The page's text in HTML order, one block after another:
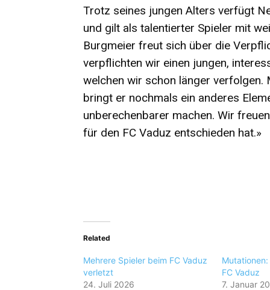
Trotz seines jungen Alters verfügt
und gilt als talentierter Spieler mit
Burgmeier freut sich über die
verpflichten wir einen jungen,
welchen wir schon länger verfolgen.
bringt er nochmals ein anderes
unberechenbarer machen. Wir
für den FC Vaduz entschieden hat.»
Related
Mehrere Spieler beim FC Vaduz
verletzt
24. Juli 2026
FC Vaduz
7. Januar